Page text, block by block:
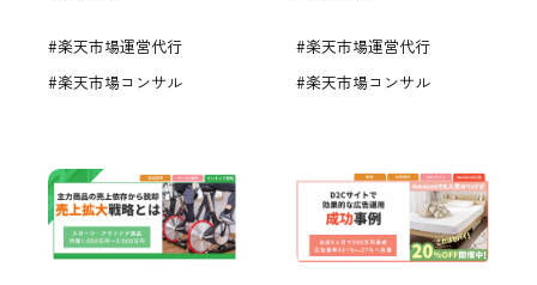
楽天市場運営代行
楽天市場コンサル
楽天市場運営代行
楽天市場コンサル